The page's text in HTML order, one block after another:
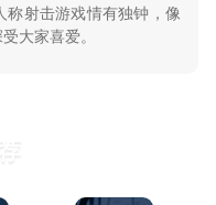
称射击游戏情有独钟，像
大家喜爱。